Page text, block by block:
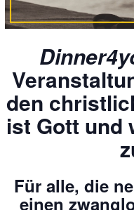
den
ist Gott und
Für alle, die
einen